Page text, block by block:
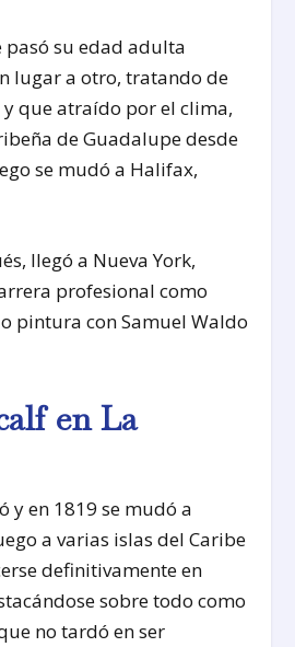
pasó su edad adulta
lugar a otro, tratando de
que atraído por el clima,
de Guadalupe desde
se mudó a Halifax,
llegó a Nueva York,
profesional como
pintura con Samuel Waldo
en La
y en 1819 se mudó a
a varias islas del Caribe
definitivamente en
sobre todo como
no tardó en ser